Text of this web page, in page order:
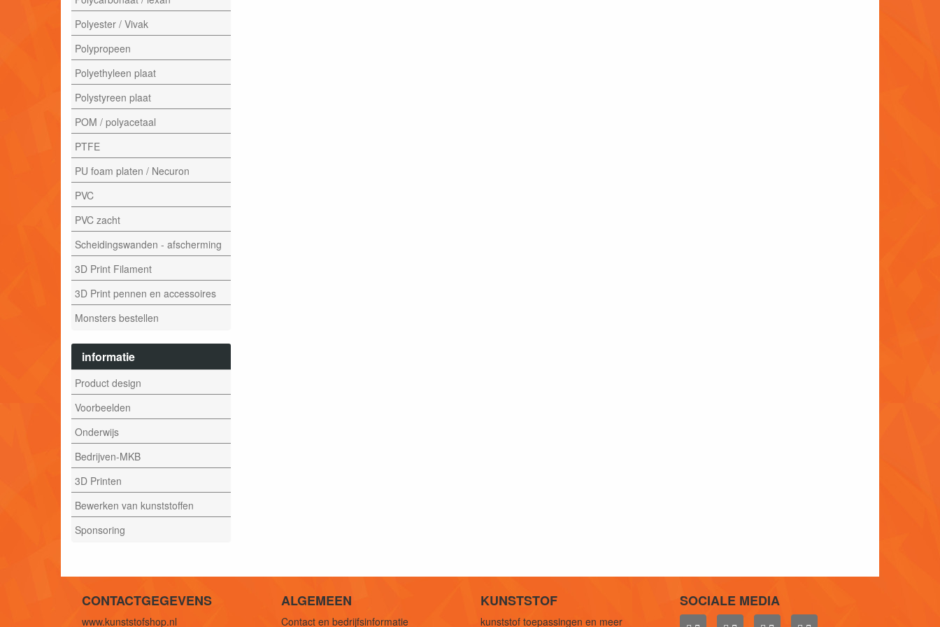
Polyester / Vivak
Polypropeen
Polyethyleen plaat
Polystyreen plaat
POM / polyacetaal
PTFE
PU foam platen / Necuron
PVC
PVC zacht
Scheidingswanden - afscherming
3D Print Filament
3D Print pennen en accessoires
Monsters bestellen
informatie
Product design
Voorbeelden
Onderwijs
Bedrijven-MKB
3D Printen
Bewerken van kunststoffen
Sponsoring
CONTACTGEGEVENS
www.kunststofshop.nl
ALGEMEEN
Contact en bedrijfsinformatie
KUNSTSTOF
kunststof toepassingen en meer
SOCIALE MEDIA